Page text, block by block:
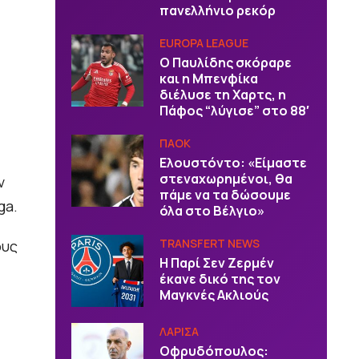
πανελλήνιο ρεκόρ
EUROPA LEAGUE
Ο Παυλίδης σκόραρε
και η Μπενφίκα
διέλυσε τη Χαρτς, η
Πάφος “λύγισε” στο 88′
ΠΑΟΚ
Ελουστόντο: «Είμαστε
στεναχωρημένοι, θα
πάμε να τα δώσουμε
όλα στο Βέλγιο»
TRANSFERT NEWS
Η Παρί Σεν Ζερμέν
έκανε δικό της τον
Μαγκνές Ακλιούς
ΛΑΡΙΣΑ
Οφρυδόπουλος: